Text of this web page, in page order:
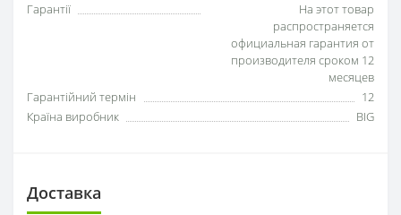
Гарантії
На этот товар
распространяется
официальная гарантия от
производителя сроком 12
месяцев
Гарантійний термін
12
Країна виробник
BIG
Доставка